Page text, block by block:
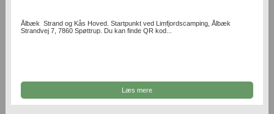
Ålbæk Strand og Kås Hoved. Startpunkt ved Limfjordscamping, Ålbæk
Strandvej 7, 7860 Spøttrup. Du kan finde QR kod...
Læs mere